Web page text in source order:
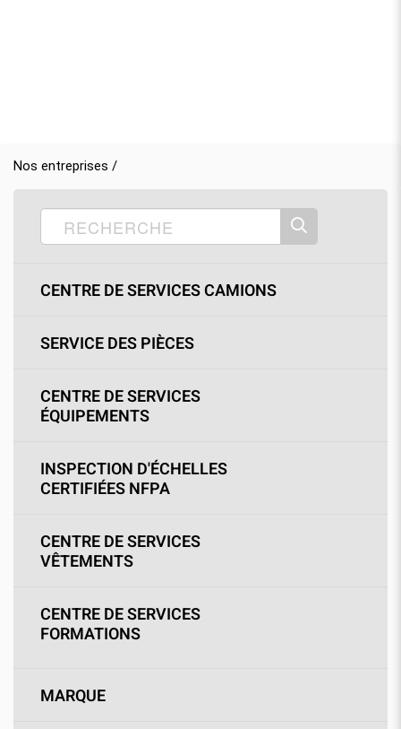
Nos entreprises /
CENTRE DE SERVICES CAMIONS
SERVICE DES PIÈCES
CENTRE DE SERVICES
ÉQUIPEMENTS
INSPECTION D'ÉCHELLES
CERTIFIÉES NFPA
CENTRE DE SERVICES
VÊTEMENTS
CENTRE DE SERVICES
FORMATIONS
MARQUE